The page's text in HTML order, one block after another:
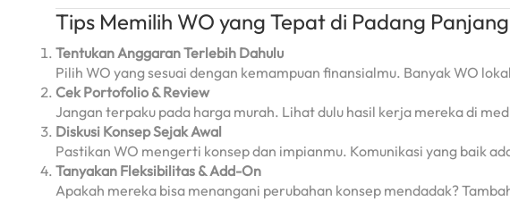
Tips Memilih WO yang Tepat di Padang Panjang
Tentukan Anggaran Terlebih Dahulu
Pilih WO yang sesuai dengan kemampuan finansialmu. Banyak WO
Cek Portofolio & Review
Jangan terpaku pada harga murah. Lihat dulu hasil kerja mereka di
Diskusi Konsep Sejak Awal
Pastikan WO mengerti konsep dan impianmu. Komunikasi yang baik
Tanyakan Fleksibilitas & Add-On
Apakah mereka bisa menangani perubahan konsep mendadak?